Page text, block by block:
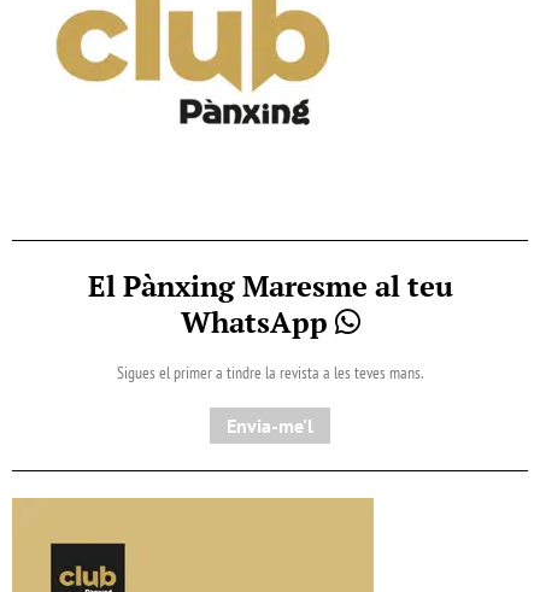
El Pànxing Maresme al teu
WhatsApp
Sigues el primer a tindre la revista a les teves mans.
Envia-me'l